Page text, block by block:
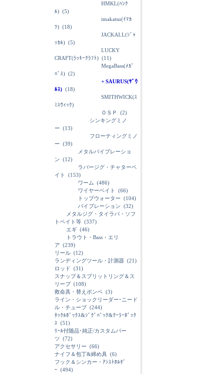
HMKL(ﾊﾝｸ
ﾙ) (5)
imakatsu(ｲﾏｶ
ﾂ) (18)
JACKALL(ｼﾞｬ
ｯｶﾙ) (5)
LUCKY
CRAFT(ﾗｯｷｰｸﾗﾌﾄ) (11)
MegaBass(ﾒｶﾞ
ﾊﾞｽ) (2)
+ SAURUS(ｻﾞｳ
ﾙｽ) (18)
SMITHWICK(ｽ
ﾐｽｳｨｯｸ)
ＯＳＰ
(2)
シンキングミノ
ー (13)
フローティングミノ
ー (39)
メタルバイブレーショ
ン (12)
ラバージグ・チャターベ
イト
(153)
ワーム (486)
ワイヤーベイト
(66)
トップウォーター (104)
バイブレーション (32)
メタルジグ・タイラバ・ソフ
トベイト等 (337)
エギ (46)
トラウト・Bass・エリ
ア (239)
リール (12)
ランディングツール・計測器 (21)
ロッド (31)
スナップ＆スプリットリング＆ス
リーブ (108)
救命具・替えボンベ (3)
ライン・ショックリーダー･ニード
ル・チューブ (244)
ﾀｯｸﾙﾎﾞｯｸｽ&ｼﾞｸﾞﾊﾞｯｸ&ｸｰﾗｰﾎﾞｯｸ
ｽ (51)
ﾘｰﾙ付随品･純正/カスタムパー
ツ (72)
アクセサリー (66)
ナイフ＆包丁&締め具 (6)
フック＆シンカー・ｱｼｽﾄﾎﾙﾀﾞ
ｰ (494)